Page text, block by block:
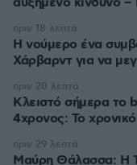
Η νούμερο ένα
Χάρβαρντ για να
πριν 18 λεπτά
Κλειστό σήμερα το
4χρονος: Το
πριν 20 λεπτά
Μαύρη Θάλασσα: Η
πριν 29 λεπτά